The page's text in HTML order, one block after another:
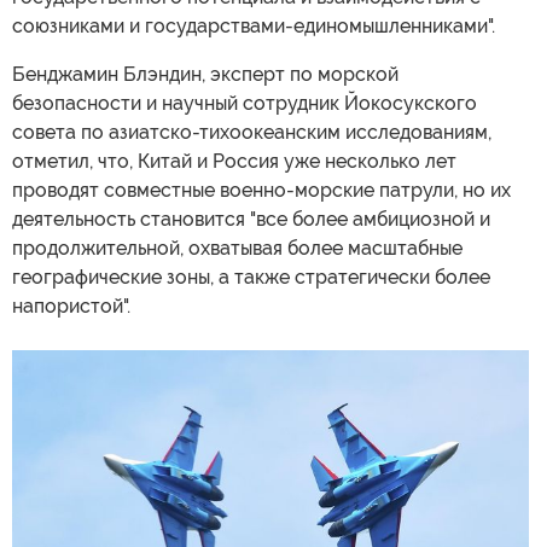
союзниками и государствами-единомышленниками".
Бенджамин Блэндин, эксперт по морской
безопасности и научный сотрудник Йокосукского
совета по азиатско-тихоокеанским исследованиям,
отметил, что, Китай и Россия уже несколько лет
проводят совместные военно-морские патрули, но их
деятельность становится "все более амбициозной и
продолжительной, охватывая более масштабные
географические зоны, а также стратегически более
напористой".